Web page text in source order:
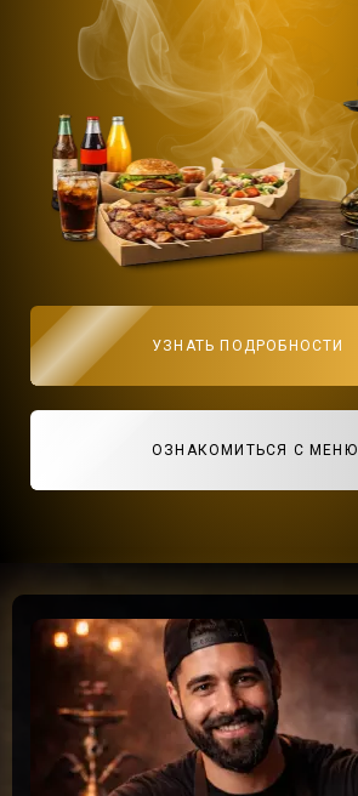
УЗНАТЬ ПОДРОБНОСТИ
ОЗНАКОМИТЬСЯ С МЕНЮ